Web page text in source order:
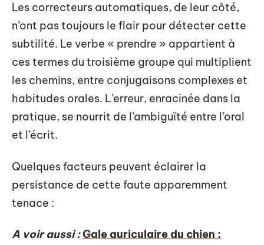
Les correcteurs automatiques, de leur côté,
n’ont pas toujours le flair pour détecter cette
subtilité. Le verbe « prendre » appartient à
ces termes du troisième groupe qui multiplient
les chemins, entre conjugaisons complexes et
habitudes orales. L’erreur, enracinée dans la
pratique, se nourrit de l’ambiguïté entre l’oral
et l’écrit.
Quelques facteurs peuvent éclairer la
persistance de cette faute apparemment
tenace :
A voir aussi :Gale auriculaire du chien :